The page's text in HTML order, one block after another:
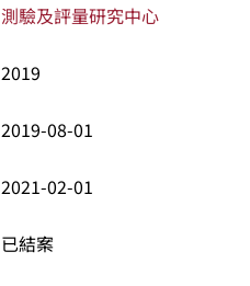
測驗及評量研究中心
2019
2019-08-01
2021-02-01
已結案